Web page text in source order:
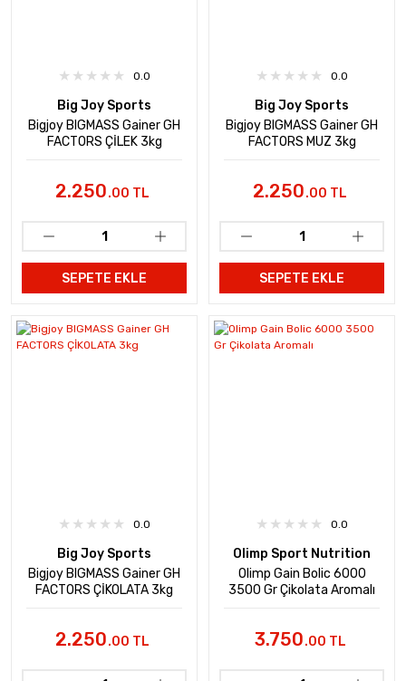
0.0
Big Joy Sports
Bigjoy BIGMASS Gainer GH
FACTORS ÇİLEK 3kg
2.250.00 TL
SEPETE EKLE
0.0
Big Joy Sports
Bigjoy BIGMASS Gainer GH
FACTORS MUZ 3kg
2.250.00 TL
SEPETE EKLE
0.0
Big Joy Sports
Bigjoy BIGMASS Gainer GH
FACTORS ÇİKOLATA 3kg
2.250.00 TL
0.0
Olimp Sport Nutrition
Olimp Gain Bolic 6000
3500 Gr Çikolata Aromalı
3.750.00 TL